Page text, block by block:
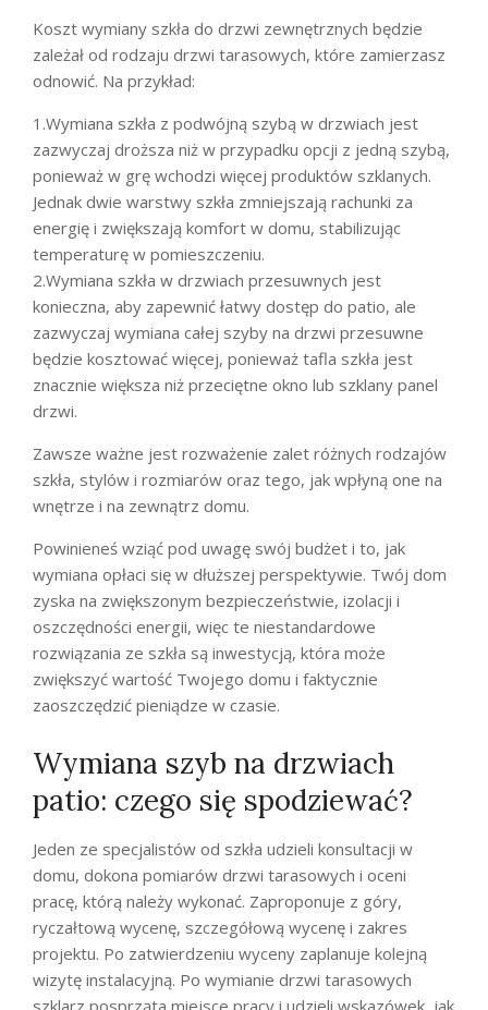
Koszt wymiany szkła do drzwi zewnętrznych będzie
zależał od rodzaju drzwi tarasowych, które zamierzasz
odnowić. Na przykład:
1.Wymiana szkła z podwójną szybą w drzwiach jest
zazwyczaj droższa niż w przypadku opcji z jedną szybą,
ponieważ w grę wchodzi więcej produktów szklanych.
Jednak dwie warstwy szkła zmniejszają rachunki za
energię i zwiększają komfort w domu, stabilizując
temperaturę w pomieszczeniu.
2.Wymiana szkła w drzwiach przesuwnych jest
konieczna, aby zapewnić łatwy dostęp do patio, ale
zazwyczaj wymiana całej szyby na drzwi przesuwne
będzie kosztować więcej, ponieważ tafla szkła jest
znacznie większa niż przeciętne okno lub szklany panel
drzwi.
Zawsze ważne jest rozważenie zalet różnych rodzajów
szkła, stylów i rozmiarów oraz tego, jak wpłyną one na
wnętrze i na zewnątrz domu.
Powinieneś wziąć pod uwagę swój budżet i to, jak
wymiana opłaci się w dłuższej perspektywie. Twój dom
zyska na zwiększonym bezpieczeństwie, izolacji i
oszczędności energii, więc te niestandardowe
rozwiązania ze szkła są inwestycją, która może
zwiększyć wartość Twojego domu i faktycznie
zaoszczędzić pieniądze w czasie.
Wymiana szyb na drzwiach
patio: czego się spodziewać?
Jeden ze specjalistów od szkła udzieli konsultacji w
domu, dokona pomiarów drzwi tarasowych i oceni
pracę, którą należy wykonać. Zaproponuje z góry,
ryczałtową wycenę, szczegółową wycenę i zakres
projektu. Po zatwierdzeniu wyceny zaplanuje kolejną
wizytę instalacyjną. Po wymianie drzwi tarasowych